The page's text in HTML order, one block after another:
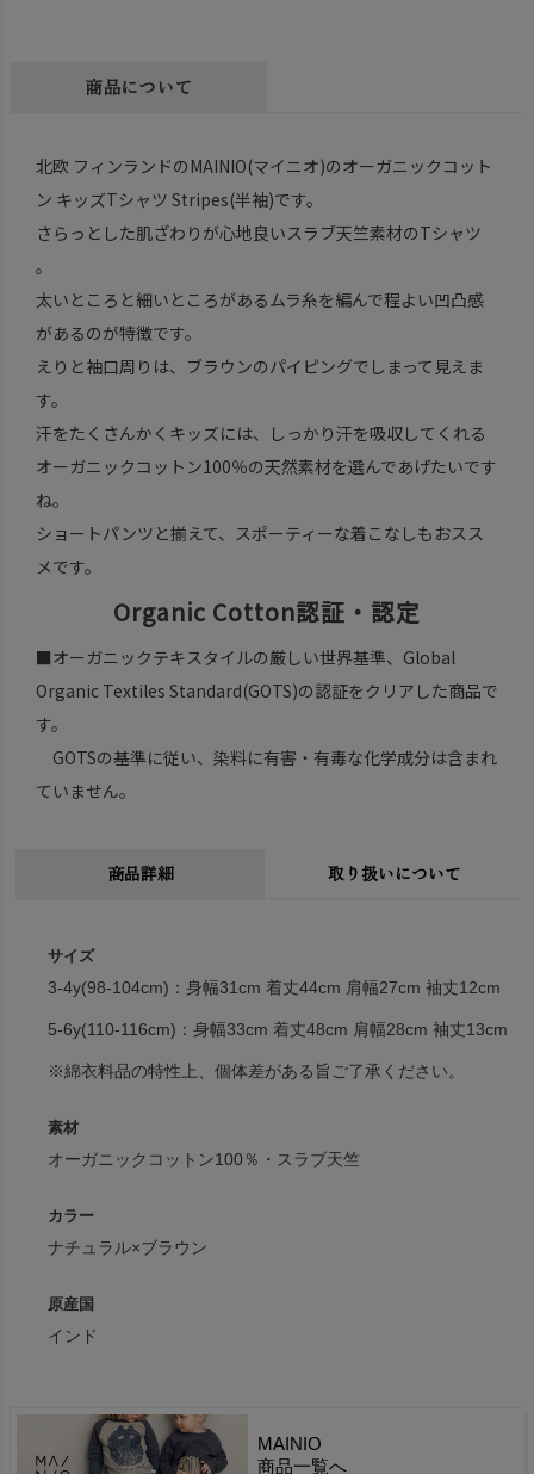
商品について
北欧 フィンランドのMAINIO(マイニオ)のオーガニックコット
ン キッズTシャツ Stripes(半袖)です。
さらっとした肌ざわりが心地良いスラブ天竺素材のTシャツ
。
太いところと細いところがあるムラ糸を編んで程よい凹凸感
があるのが特徴です。
えりと袖口周りは、ブラウンのパイピングでしまって見えま
す。
汗をたくさんかくキッズには、しっかり汗を吸収してくれる
オーガニックコットン100％の天然素材を選んであげたいです
ね。
ショートパンツと揃えて、スポーティーな着こなしもおスス
メです。
Organic Cotton認証・認定
■オーガニックテキスタイルの厳しい世界基準、Global
Organic Textiles Standard(GOTS)の認証をクリアした商品で
す。
GOTSの基準に従い、染料に有害・有毒な化学成分は含まれ
ていません。
商品詳細 取り扱いについて
サイズ
3-4y(98-104cm)：身幅31cm 着丈44cm 肩幅27cm 袖丈12cm
5-6y(110-116cm)：身幅33cm 着丈48cm 肩幅28cm 袖丈13cm
※綿衣料品の特性上、個体差がある旨ご了承ください。
素材
オーガニックコットン100％・スラブ天竺
カラー
ナチュラル×ブラウン
原産国
インド
MAINIO
商品一覧へ